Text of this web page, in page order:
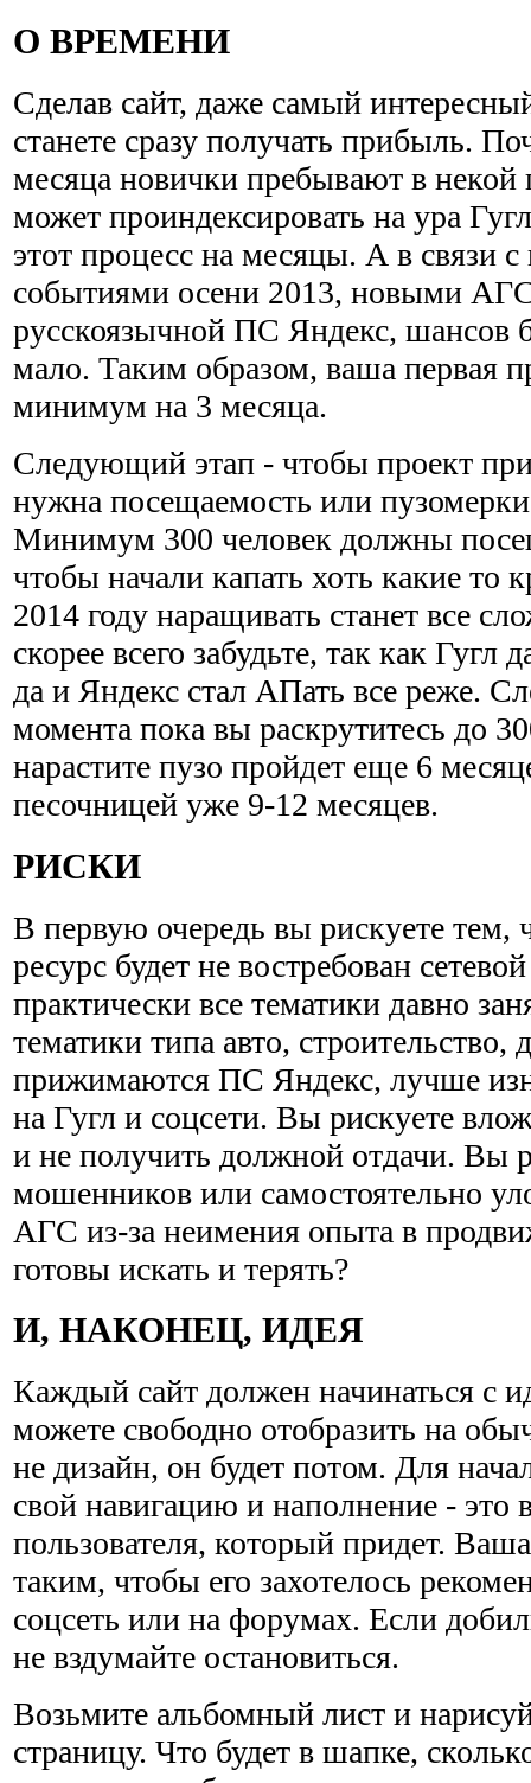
О ВРЕМЕНИ
Сделав сайт, даже самый
станете сразу получать прибыль.
месяца новички пребывают в некой
может проиндексировать на ура
этот процесс на месяцы. А в связи
событиями осени 2013, новыми
русскоязычной ПС Яндекс, шансов
мало. Таким образом, ваша первая
минимум на 3 месяца.
Следующий этап - чтобы проект
нужна посещаемость или
Минимум 300 человек должны
чтобы начали капать хоть какие то
2014 году наращивать станет все
скорее всего забудьте, так как Гугл
да и Яндекс стал АПать все реже.
момента пока вы раскрутитесь до
нарастите пузо пройдет еще 6
песочницей уже 9-12 месяцев.
РИСКИ
В первую очередь вы рискуете
ресурс будет не востребован
практически все тематики давно
тематики типа авто, строительство,
прижимаются ПС Яндекс, лучше
на Гугл и соцсети. Вы рискуете
и не получить должной отдачи. Вы
мошенников или самостоятельно
АГС из-за неимения опыта в
готовы искать и терять?
И, НАКОНЕЦ, ИДЕЯ
Каждый сайт должен начинаться с
можете свободно отобразить на
не дизайн, он будет потом. Для
свой навигацию и наполнение -
пользователя, который придет. Ваша
таким, чтобы его захотелось
соцсеть или на форумах. Если
не вздумайте остановиться.
Возьмите альбомный лист и
страницу. Что будет в шапке,